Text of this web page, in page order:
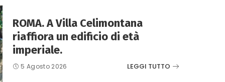
ROMA. A Villa Celimontana
riaffiora un edificio di età
imperiale.
5 Agosto 2026 LEGGI TUTTO